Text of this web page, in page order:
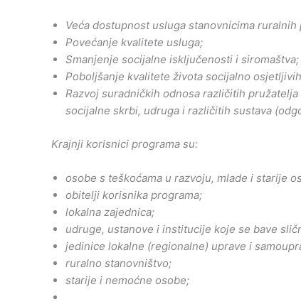
Veća dostupnost usluga stanovnicima ruralnih
Povećanje kvalitete usluga;
Smanjenje socijalne isključenosti i siromaštva;
Poboljšanje kvalitete života socijalno
Razvoj suradničkih odnosa različitih
socijalne skrbi, udruga i različitih sustava
Krajnji korisnici programa su:
osobe s teškoćama u razvoju, mlade i starije
obitelji korisnika programa;
lokalna zajednica;
udruge, ustanove i institucije koje se bave
jedinice lokalne (regionalne) uprave i
ruralno stanovništvo;
starije i nemoćne osobe;